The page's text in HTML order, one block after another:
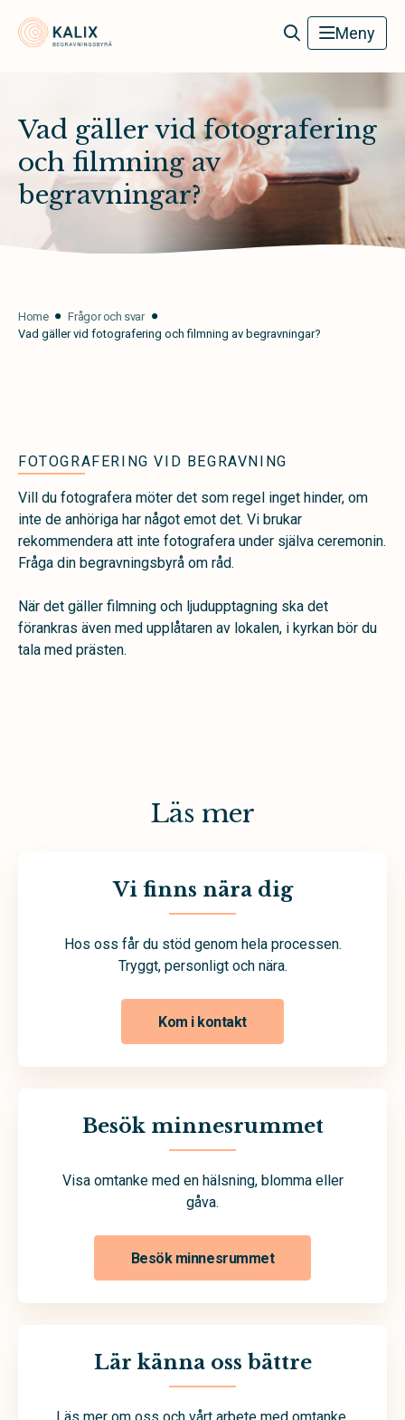
Meny
Vad gäller vid fotografering
och filmning av
begravningar?
Home
Frågor och svar
Vad gäller vid fotografering och filmning av begravningar?
FOTOGRAFERING VID BEGRAVNING
Vill du fotografera möter det som regel inget hinder, om
inte de anhöriga har något emot det. Vi brukar
rekommendera att inte fotografera under själva ceremonin.
Fråga din begravningsbyrå om råd.
När det gäller filmning och ljudupptagning ska det
förankras även med upplåtaren av lokalen, i kyrkan bör du
tala med prästen.
Läs mer
Vi finns nära dig
Hos oss får du stöd genom hela processen.
Tryggt, personligt och nära.
Kom i kontakt
Besök minnesrummet
Visa omtanke med en hälsning, blomma eller
gåva.
Besök minnesrummet
Lär känna oss bättre